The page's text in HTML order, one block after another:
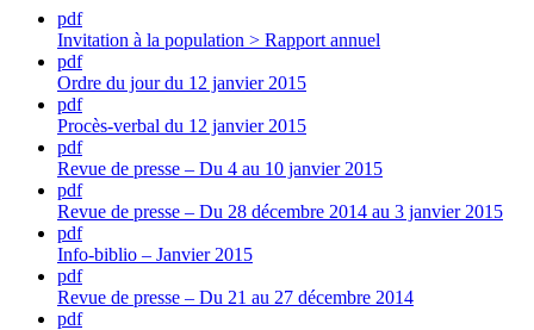
pdf
Invitation à la population > Rapport annuel
pdf
Ordre du jour du 12 janvier 2015
pdf
Procès-verbal du 12 janvier 2015
pdf
Revue de presse – Du 4 au 10 janvier 2015
pdf
Revue de presse – Du 28 décembre 2014 au 3 janvier 2015
pdf
Info-biblio – Janvier 2015
pdf
Revue de presse – Du 21 au 27 décembre 2014
pdf